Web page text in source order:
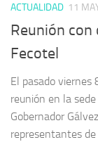
ACTUALIDAD 11
Reunión con
Fecotel
El pasado viernes
reunión en la
Gobernador
representantes